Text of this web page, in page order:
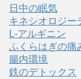
日中の眠気
キネシオロジー
L-アルギニン
ふくらはぎの痛
腸内環境
鉄のデトックス